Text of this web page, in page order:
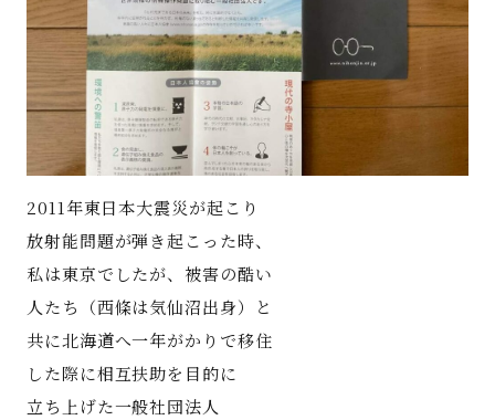
お知らせ
特定商取引法に基づく表記
2011年東日本大震災が起こり
放射能問題が弾き起こった時、
私は東京でしたが、被害の酷い
人たち（西條は気仙沼出身）と
共に北海道へ一年がかりで移住
した際に相互扶助を目的に
立ち上げた一般社団法人